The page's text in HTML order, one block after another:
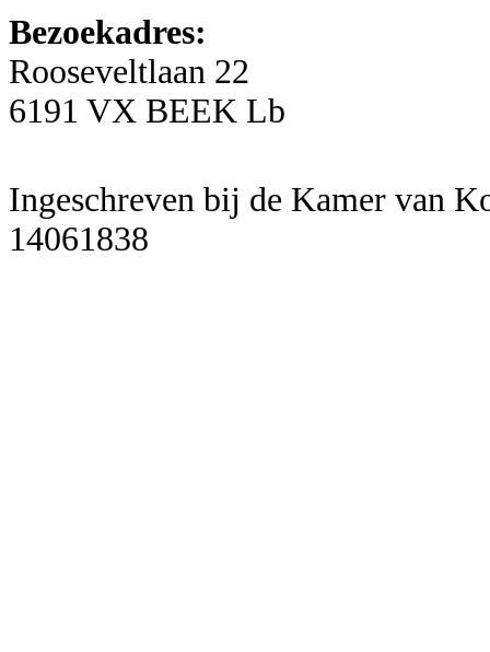
Bezoekadres:
Rooseveltlaan 22
6191 VX BEEK Lb
Ingeschreven bij de Kamer van
14061838